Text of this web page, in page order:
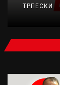
ТРПЕСКИ